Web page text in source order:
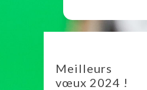
Meilleurs
vœux 2024 !